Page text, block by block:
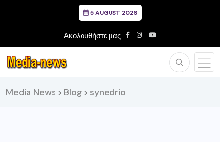
5 AUGUST 2026
Ακολουθήστε μας
Media News > Blog > synedrio